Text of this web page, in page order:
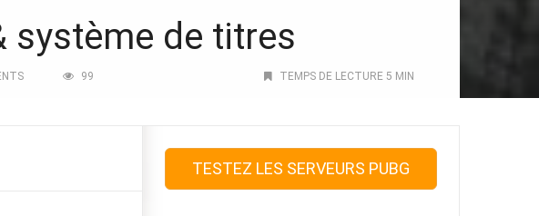
système de titres
TEMPS DE LECTURE 5 MIN
99
TESTEZ LES SERVEURS PUBG